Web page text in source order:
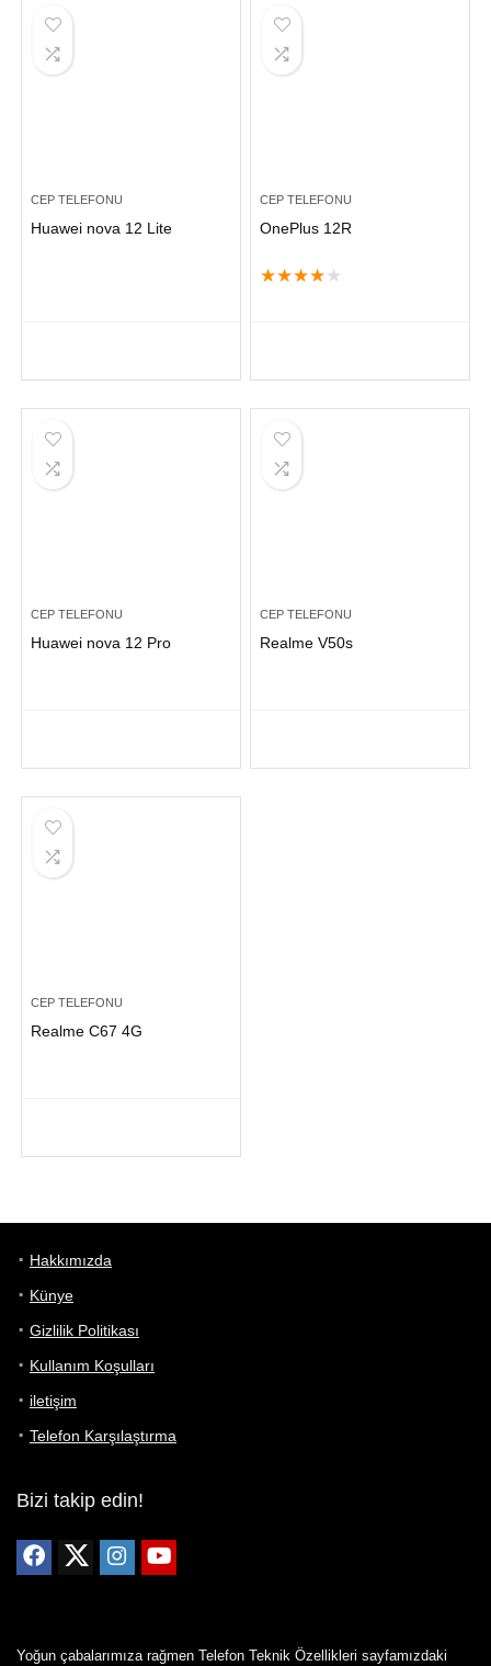
CEP TELEFONU
Huawei nova 12 Lite
CEP TELEFONU
OnePlus 12R
★★★★ ★
CEP TELEFONU
Huawei nova 12 Pro
CEP TELEFONU
Realme V50s
CEP TELEFONU
Realme C67 4G
Hakkımızda
Künye
Gizlilik Politikası
Kullanım Koşulları
iletişim
Telefon Karşılaştırma
Bizi takip edin!
Yoğun çabalarımıza rağmen Telefon Teknik Özellikleri sayfamızdaki